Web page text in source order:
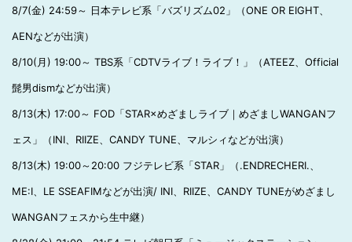
8/7(金) 24:59～ 日本テレビ系「バズリズム02」（ONE OR EIGHT、
AENなどが出演）
8/10(月) 19:00～ TBS系「CDTVライブ！ライブ！」（ATEEZ、Official
髭男dismなどが出演）
8/13(木) 17:00～ FOD「STAR×めざましライブ｜めざましWANGANフ
ェス」（INI、RIIZE、CANDY TUNE、マルシィなどが出演）
8/13(木) 19:00～20:00 フジテレビ系「STAR」（.ENDRECHERI.、
ME:I、LE SSEAFIMなどが出演/ INI、RIIZE、CANDY TUNEがめざまし
WANGANフェスから生中継）